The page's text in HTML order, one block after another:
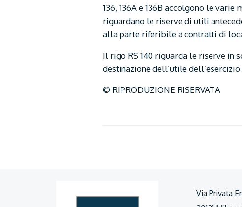
136, 136A e 136B accolgono le
riguardano le riserve di utili
alla parte riferibile a contratti di
Il rigo RS 140 riguarda le riserve in
destinazione dell’utile
© RIPRODUZIONE RISERVATA
Via Privata